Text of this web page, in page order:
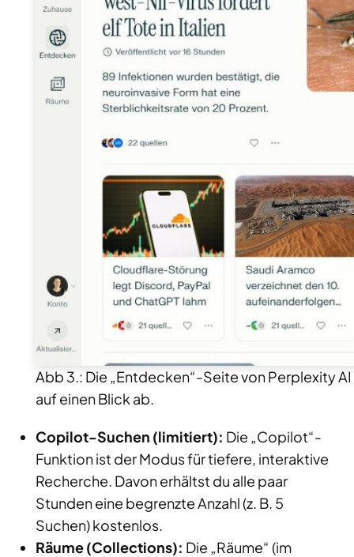
Abb 3.: Die „Entdecken“-Seite von Perplexity
auf einen Blick ab.
Copilot-Suchen (limitiert): Die „Copilot“-
Funktion ist der Modus für tiefere, interaktive
Recherche. Davon erhältst du alle paar
Stunden eine begrenzte Anzahl (z. B. 5
Suchen) kostenlos.
Räume (Collections): Die „Räume“ (im